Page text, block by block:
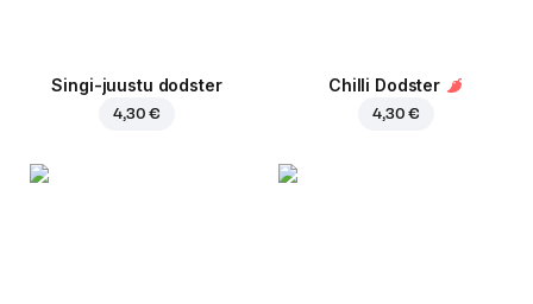
Singi-juustu dodster
4,30 €
Chilli Dodster
4,30 €